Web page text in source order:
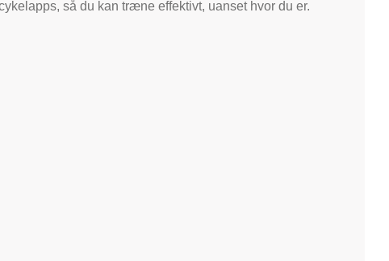
så du kan træne effektivt, uanset hvor du er.